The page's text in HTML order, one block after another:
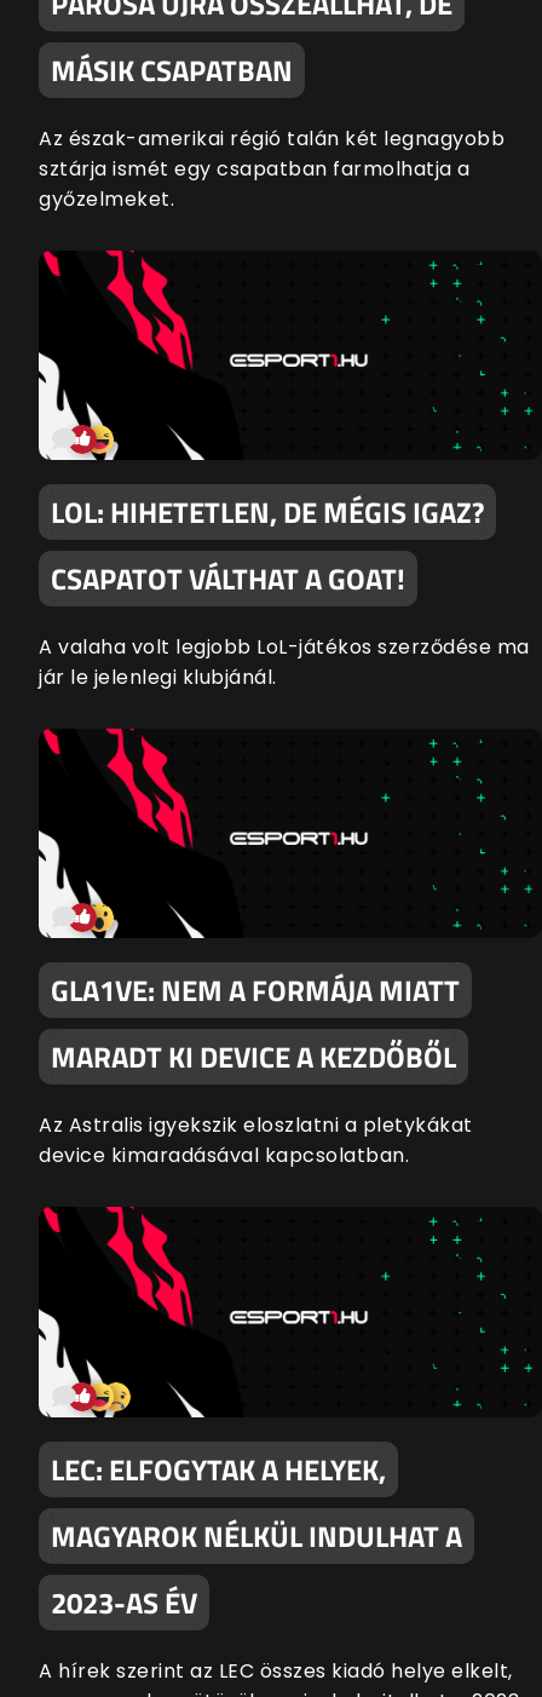
MÁSIK CSAPATBAN
Az észak-amerikai régió talán két legnagyobb
sztárja ismét egy csapatban farmolhatja a
győzelmeket.
LOL: HIHETETLEN, DE MÉGIS IGAZ?
CSAPATOT VÁLTHAT A GOAT!
A valaha volt legjobb LoL-játékos szerződése ma
jár le jelenlegi klubjánál.
GLA1VE: NEM A FORMÁJA MIATT
MARADT KI DEVICE A KEZDŐBŐL
Az Astralis igyekszik eloszlatni a pletykákat
device kimaradásával kapcsolatban.
LEC: ELFOGYTAK A HELYEK,
MAGYAROK NÉLKÜL INDULHAT A
2023-AS ÉV
A hírek szerint az LEC összes kiadó helye elkelt,